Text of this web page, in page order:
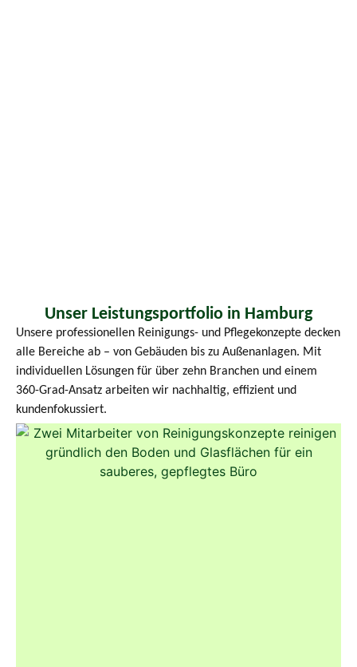
Unser Leistungsportfolio in Hamburg
Unsere professionellen Reinigungs- und Pflegekonzepte decken
alle Bereiche ab – von Gebäuden bis zu Außenanlagen. Mit
individuellen Lösungen für über zehn Branchen und einem
360-Grad-Ansatz arbeiten wir nachhaltig, effizient und
kundenfokussiert.